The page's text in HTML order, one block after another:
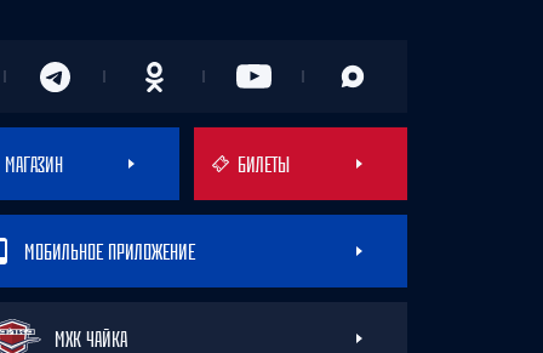
МАГАЗИН БИЛЕТЫ
МОБИЛЬНОЕ ПРИЛОЖЕНИЕ
МХК ЧАЙКА